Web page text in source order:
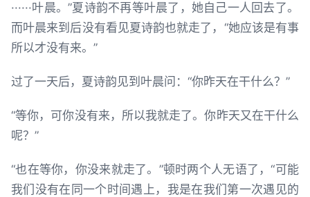
······叶晨。”夏诗韵不再等叶晨了，她自己一人回去了。
而叶晨来到后没有看见夏诗韵也就走了，“她应该是有事
所以才没有来。”
过了一天后，夏诗韵见到叶晨问：“你昨天在干什么？”
“等你，可你没有来，所以我就走了。你昨天又在干什么
呢？”
“也在等你，你没来就走了。”顿时两个人无语了，“可能
我们没有在同一个时间遇上，我是在我们第一次遇见的